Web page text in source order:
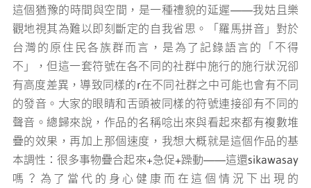
這個猶豫的時間與空間，是一種禮貌的延遲——我姑且樂
觀地視其為難以即刻斷定的自我省思。「羅馬拼音」對於
台灣的原住民各族群而言，是為了記錄語言的「不得
不」，但這一套符號在各不同的社群中施行的施行狀況卻
有高度差異，導致同樣的r在不同社群之中可能也會有不同
的發音。大家的眼睛和舌頭被同樣的符號連接卻有不同的
聲音。總歸來說，作品的名稱唸出來與看起來都有複數堆
疊的效果，再加上那個速度，我想大概就是這個作品的基
本調性：很多事物疊合起來+急促+躁動——這還sikawasay
嗎？為了當代的身心健康而在這個情況下出現的